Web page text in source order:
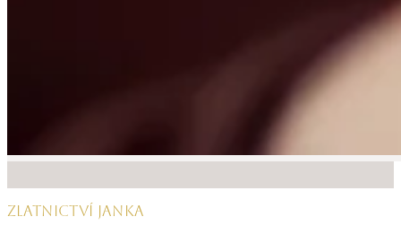
ZLATNICTVÍ JANKA